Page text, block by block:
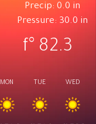
Precip: 0.0 in
Pressure: 30.0 in
82.3
°f
MON TUE WED